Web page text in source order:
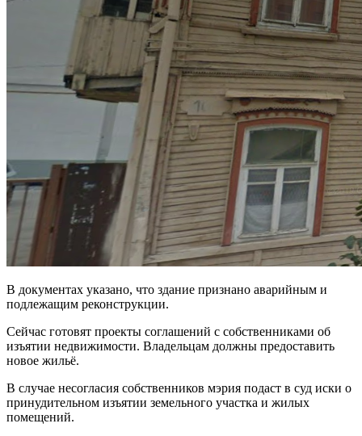
В документах указано, что здание признано аварийным и
подлежащим реконструкции.
Сейчас готовят проекты соглашений с собственниками об
изъятии недвижимости. Владельцам должны предоставить
новое жильё.
В случае несогласия собственников мэрия подаст в суд иски о
принудительном изъятии земельного участка и жилых
помещений.